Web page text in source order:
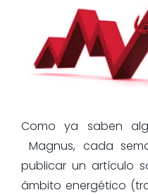
Como ya saben
Magnus, cada
publicar un artículo
ámbito energético